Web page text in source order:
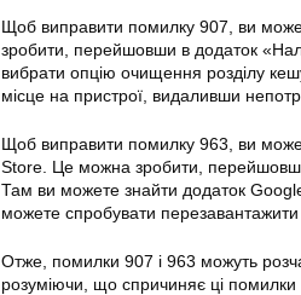
Щоб виправити помилку 907, ви
зробити, перейшовши в додаток
вибрати опцію очищення розділу
місце на пристрої, видаливши
Щоб виправити помилку 963, ви
Store . Це можна зробити,
Там ви можете знайти додаток
можете спробувати перезавантажити
Отже, помилки 907 і 963 можуть
розуміючи, що спричиняє ці помилки